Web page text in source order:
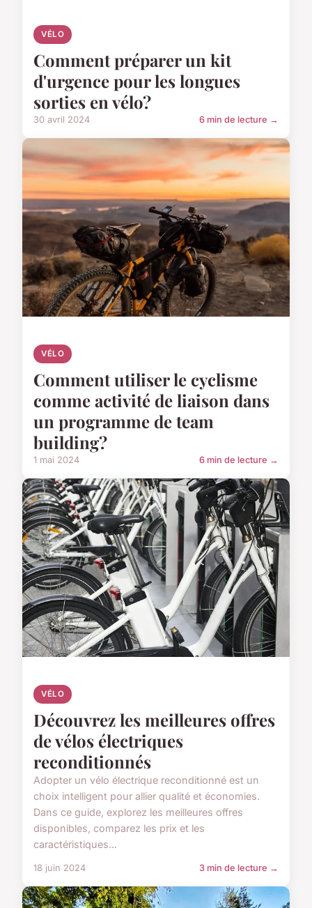
VÉLO
Comment préparer un kit
d'urgence pour les longues
sorties en vélo?
30 avril 2024 6 min de lecture →
VÉLO
Comment utiliser le cyclisme
comme activité de liaison dans
un programme de team
building?
1 mai 2024 6 min de lecture →
VÉLO
Découvrez les meilleures offres
de vélos électriques
reconditionnés
Adopter un vélo électrique reconditionné est un
choix intelligent pour allier qualité et économies.
Dans ce guide, explorez les meilleures offres
disponibles, comparez les prix et les
caractéristiques...
18 juin 2024 3 min de lecture →